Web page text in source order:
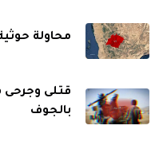
محاولة
قتلى وجرحى
بالجوف